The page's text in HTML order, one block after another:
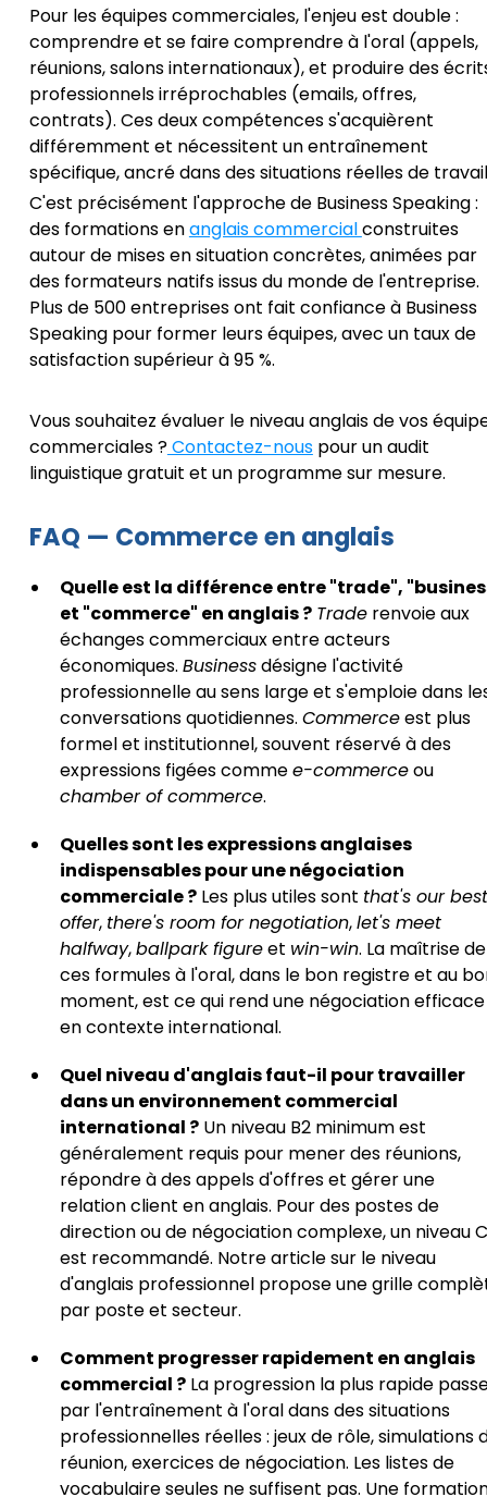
Pour les équipes commerciales, l'enjeu est double :
comprendre et se faire comprendre à l'oral (appels,
réunions, salons internationaux), et produire des
professionnels irréprochables (emails, offres,
contrats). Ces deux compétences s'acquièrent
différemment et nécessitent un entraînement
spécifique, ancré dans des situations réelles de
C'est précisément l'approche de Business Speaking :
des formations enanglais commercialconstruites
autour de mises en situation concrètes, animées par
des formateurs natifs issus du monde de l'entreprise.
Plus de 500 entreprises ont fait confiance à Business
Speaking pour former leurs équipes, avec un taux de
satisfaction supérieur à 95 %.
Vous souhaitez évaluer le niveau anglais de vos
commerciales ?Contactez-nouspour un audit
linguistique gratuit et un programme sur mesure.
FAQ — Commerce en anglais
Quelle est la différence entre "trade",
et "commerce" en anglais ? Traderenvoie aux
échanges commerciaux entre acteurs
économiques. Businessdésigne l'activité
professionnelle au sens large et s'emploie dans
conversations quotidiennes. Commerceest plus
formel et institutionnel, souvent réservé à des
expressions figées commee-commerceou
chamber of commerce.
Quelles sont les expressions anglaises
indispensables pour une négociation
commerciale ?Les plus utiles sont that's our best
offer, there's room for negotiation,let's meet
halfway,ballpark figureet win-win. La maîtrise de
ces formules à l'oral, dans le bon registre et au
moment, est ce qui rend une négociation efficace
en contexte international.
Quel niveau d'anglais faut-il pour travailler
dans un environnement commercial
international ?Un niveau B2 minimum est
généralement requis pour mener des réunions,
répondre à des appels d'offres et gérer une
relation client en anglais. Pour des postes de
direction ou de négociation complexe, un niveau
est recommandé. Notre article sur le niveau
d'anglais professionnel propose une grille
par poste et secteur.
Comment progresser rapidement en anglais
commercial ?La progression la plus rapide
par l'entraînement à l'oral dans des situations
professionnelles réelles : jeux de rôle, simulations
réunion, exercices de négociation. Les listes de
vocabulaire seules ne suffisent pas. Une